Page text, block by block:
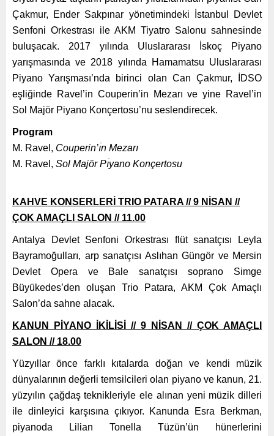
Çakmur, Ender Sakpınar yönetimindeki İstanbul Devlet
Senfoni Orkestrası ile AKM Tiyatro Salonu sahnesinde
buluşacak. 2017 yılında Uluslararası İskoç Piyano
yarışmasında ve 2018 yılında Hamamatsu Uluslararası
Piyano Yarışması’nda birinci olan Can Çakmur, İDSO
eşliğinde Ravel’in Couperin’in Mezarı ve yine Ravel’in
Sol Majör Piyano Konçertosu’nu seslendirecek.
Program
M. Ravel, Couperin’ı̇n Mezarı
M. Ravel, Sol Majör Pı̇yano Konçertosu
KAHVE KONSERLERİ TRIO PATARA // 9 NİSAN //
ÇOK AMAÇLI SALON // 11.00
Antalya Devlet Senfoni Orkestrası flüt sanatçısı Leyla
Bayramoğulları, arp sanatçısı Aslıhan Güngör ve Mersin
Devlet Opera ve Bale sanatçısı soprano Simge
Büyükedes’den oluşan Trio Patara, AKM Çok Amaçlı
Salon’da sahne alacak.
KANUN PİYANO İKİLİSİ // 9 NİSAN // ÇOK AMAÇLI
SALON // 18.00
Yüzyıllar önce farklı kıtalarda doğan ve kendi müzik
dünyalarının değerli temsilcileri olan piyano ve kanun, 21.
yüzyılın çağdaş teknikleriyle ele alınan yeni müzik dilleri
ile dinleyici karşısına çıkıyor. Kanunda Esra Berkman,
piyanoda Lilian Tonella Tüzün’ün hünerlerini